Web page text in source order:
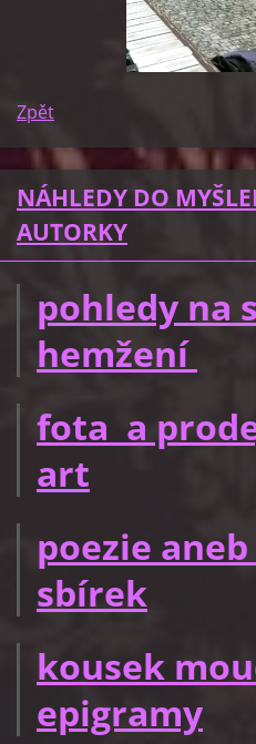
Zpět
NÁHLEDY DO
AUTORKY
pohledy na
hemžení
fota a
art
poezie
sbírek
kousek
epigramy